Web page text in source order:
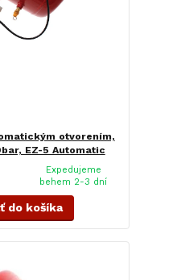
otvorením,
EZ-5 Automatic
Expedujeme
behem 2-3 dní
do košíka